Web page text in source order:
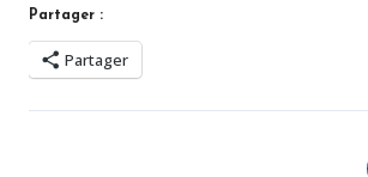
Partager :
Partager